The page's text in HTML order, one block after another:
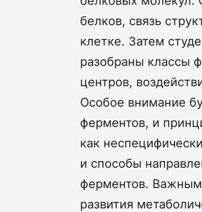
белков, связь
клетке. Затем
разобраны классы
центров,
Особое внимание
ферментов, и
как
и способы
ферментов. Важным
развития